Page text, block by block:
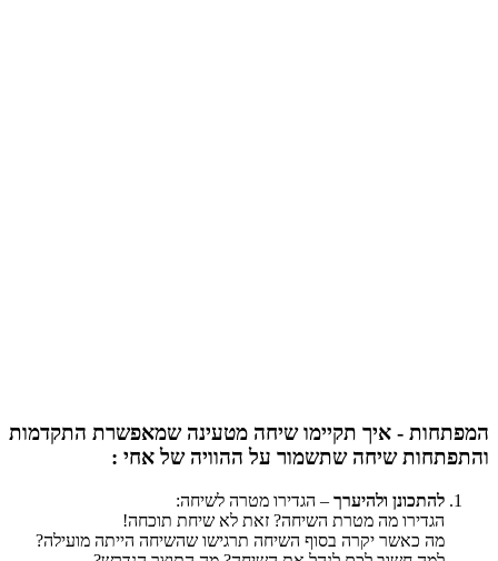
המפתחות - איך תקיימו שיחה מטעינה שמאפשרת התקדמות
והתפתחות שיחה שתשמור על ההוויה של אחי :
להתכונן ולהיערך – הגדירו מטרה לשיחה:
הגדירו מה מטרת השיחה? זאת לא שיחת תוכחה!
מה כאשר יקרה בסוף השיחה תרגישו שהשיחה הייתה מועילה?